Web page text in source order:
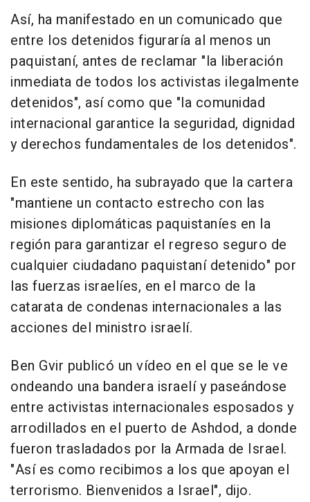
Así, ha manifestado en un comunicado que
entre los detenidos figuraría al menos un
paquistaní, antes de reclamar "la liberación
inmediata de todos los activistas ilegalmente
detenidos", así como que "la comunidad
internacional garantice la seguridad, dignidad
y derechos fundamentales de los detenidos".
En este sentido, ha subrayado que la cartera
"mantiene un contacto estrecho con las
misiones diplomáticas paquistaníes en la
región para garantizar el regreso seguro de
cualquier ciudadano paquistaní detenido" por
las fuerzas israelíes, en el marco de la
catarata de condenas internacionales a las
acciones del ministro israelí.
Ben Gvir publicó un vídeo en el que se le ve
ondeando una bandera israelí y paseándose
entre activistas internacionales esposados y
arrodillados en el puerto de Ashdod, a donde
fueron trasladados por la Armada de Israel.
"Así es como recibimos a los que apoyan el
terrorismo. Bienvenidos a Israel", dijo.